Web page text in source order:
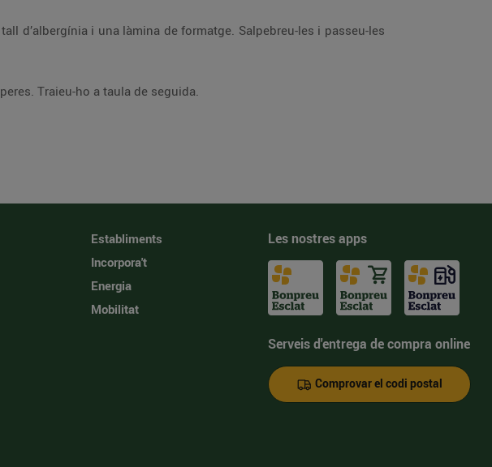
d’albergínia i una làmina de formatge. Salpebreu-les i passeu-les
Traieu-ho a taula de seguida.
Establiments
Incorpora't
Energia
Mobilitat
Les nostres apps
Serveis d'entrega de compra online
Comprovar el codi postal